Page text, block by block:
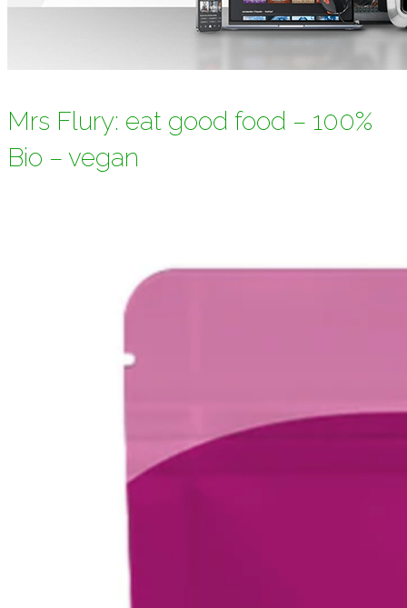
Mrs Flury: eat good food – 100%
Bio – vegan